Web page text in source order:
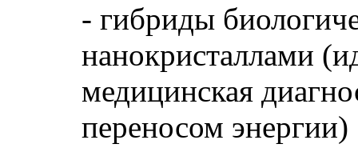
- гибриды
нанокристаллами
медицинская
переносом энергии)